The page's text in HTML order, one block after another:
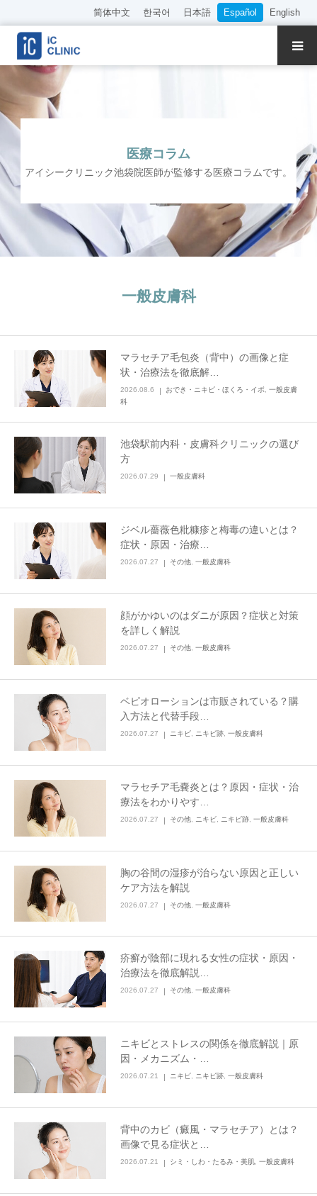
简体中文 한국어 日本語 Español English
医療コラム
アイシークリニック池袋院医師が監修する医療コラムです。
一般皮膚科
マラセチア毛包炎（背中）の画像と症
状・治療法を徹底解…
2026.08.6 おでき・ニキビ・ほくろ・イボ
一般皮膚
科
池袋駅前内科・皮膚科クリニックの選び
方
2026.07.29 一般皮膚科
ジベル薔薇色粃糠疹と梅毒の違いとは？
症状・原因・治療…
2026.07.27 その他 一般皮膚科
顔がかゆいのはダニが原因？症状と対策
を詳しく解説
2026.07.27 その他 一般皮膚科
ベピオローションは市販されている？購
入方法と代替手段…
2026.07.27 ニキビ ニキビ跡 一般皮膚科
マラセチア毛嚢炎とは？原因・症状・治
療法をわかりやす…
2026.07.27 その他 ニキビ ニキビ跡 一般皮膚科
胸の谷間の湿疹が治らない原因と正しい
ケア方法を解説
2026.07.27 その他 一般皮膚科
疥癬が陰部に現れる女性の症状・原因・
治療法を徹底解説…
2026.07.27 その他, 一般皮膚科
ニキビとストレスの関係を徹底解説｜原
因・メカニズム・…
2026.07.21 ニキビ, ニキビ跡, 一般皮膚科
背中のカビ（癜風・マラセチア）とは？
画像で見る症状と…
2026.07.21 シミ・しわ・たるみ・美肌 一般皮膚科
Tratamientos
Reserva Online
Precios
简体中文 한국어 日本語
English